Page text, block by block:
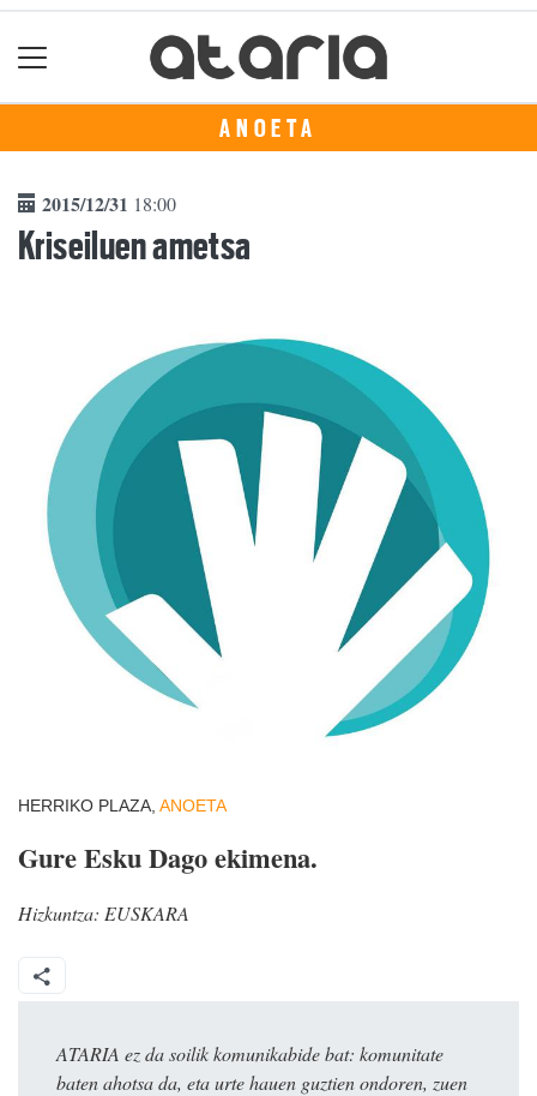
ANOETA
2015/12/31 18:00
Kriseiluen ametsa
HERRIKO PLAZA, ANOETA
Gure Esku Dago ekimena.
Hizkuntza: EUSKARA
ATARIA ez da soilik komunikabide bat: komunitate
baten ahotsa da, eta urte hauen guztien ondoren, zuen